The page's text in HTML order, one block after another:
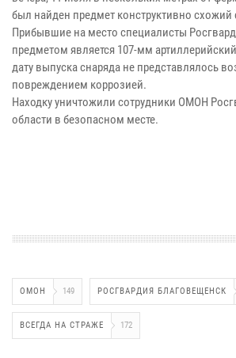
был найден предмет конструктивно схожий
Прибывшие на место специалисты
предметом является 107-мм
дату выпуска снаряда не представлялось
повреждением коррозией.
Находку уничтожили сотрудники ОМОН
области в безопасном месте.
ОМОН 149 РОСГВАРДИЯ БЛАГОВЕЩЕНСК
ВСЕГДА НА СТРАЖЕ 172